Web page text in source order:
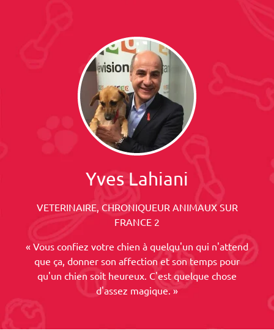
Yves Lahiani
VETERINAIRE, CHRONIQUEUR ANIMAUX SUR
FRANCE 2
« Vous confiez votre chien à quelqu'un qui n'attend
que ça, donner son affection et son temps pour
qu'un chien soit heureux. C'est quelque chose
d'assez magique. »